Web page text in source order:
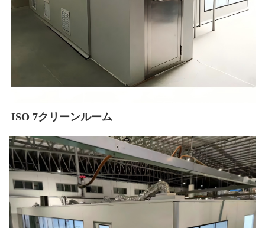
ISO 7クリーンルーム